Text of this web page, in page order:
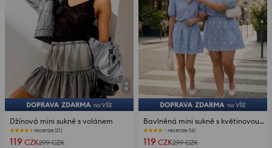
Džínová mini sukně s volánem
recenze (21)
119 CZK299 CZK
Bavlněná mini sukně s květinovou výšivkou
recenze (16)
119 CZK299 CZK